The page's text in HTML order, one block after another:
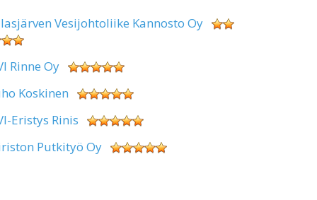
Vesijohtoliike Kannosto Oy
Rinne Oy
Koskinen
Eristys Rinis
Putkityö Oy